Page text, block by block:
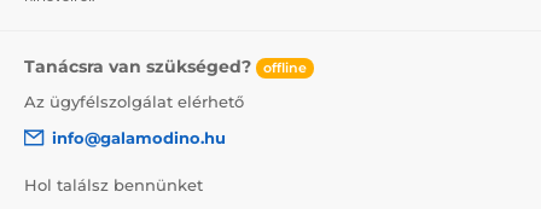
Tanácsra van szükséged? offline
Az ügyfélszolgálat elérhető
info@galamodino.hu
Hol találsz bennünket